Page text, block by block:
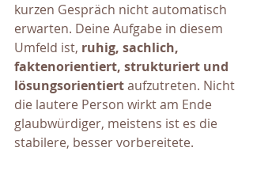
kurzen Gespräch nicht automatisch
erwarten. Deine Aufgabe in diesem
Umfeld ist, ruhig, sachlich,
faktenorientiert, strukturiert und
lösungsorientiert aufzutreten. Nicht
die lautere Person wirkt am Ende
glaubwürdiger, meistens ist es die
stabilere, besser vorbereitete.